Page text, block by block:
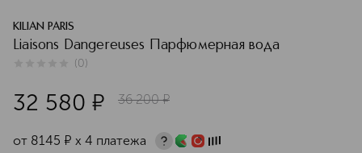
KILIAN PARIS
Liaisons Dangereuses Парфюмерная вода
(0)
32 580 ¤ 36 200 ¤
от 8145 ¤ х 4 платежа